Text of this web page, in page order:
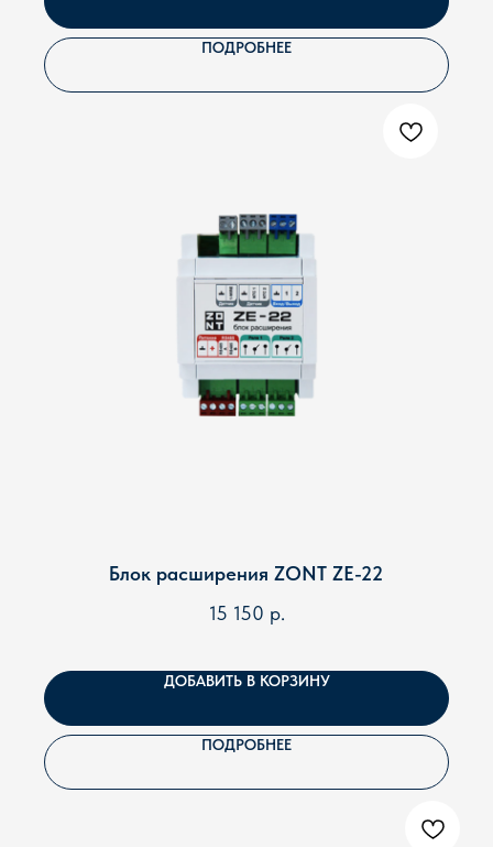
ПОДРОБНЕЕ
Блок расширения ZONT ZE-22
15 150 р.
ДОБАВИТЬ В КОРЗИНУ
ПОДРОБНЕЕ